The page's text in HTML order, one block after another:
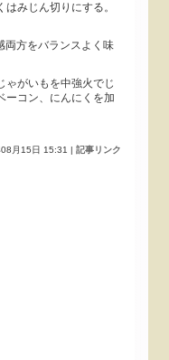
みじん切りにする。
両方をバランスよく味
ゃがいもを中強火でじ
ーコン、にんにくを加
月15日 15:31 | 記事リンク